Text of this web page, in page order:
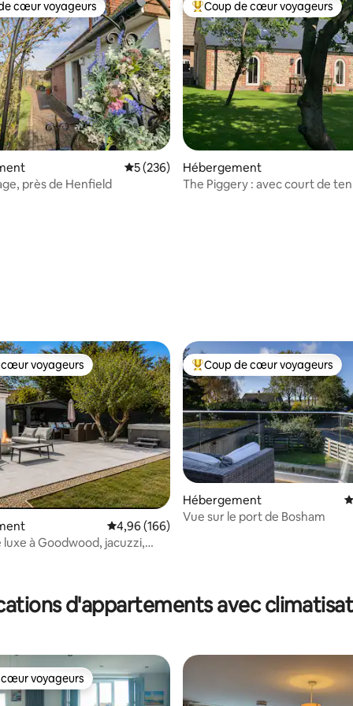
base de 180 commentaires : 4,98 sur 5
cœur voyageurs les plus appréciés
cœur voyageurs
Évaluation moyenne sur la base de 236
5 (236)
près de Henfield
Coups de cœur voyageurs les
Coup de cœur voyageurs
Hébergement
The Piggery : avec court de
base de 249 commentaires : 4,82 sur 5
voyageurs
voyageurs
Évaluation moyenne sur la base de 166
4,96 (166)
luxe à Goodwood, jacuzzi,
Coups de cœur voyageurs les
Coup de cœur voyageurs
Hébergement
Vue sur le port de Bosham
d'appartements avec
voyageurs
voyageurs